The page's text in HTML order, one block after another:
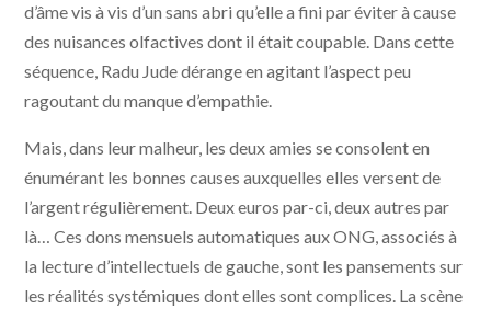
d’âme vis à vis d’un sans abri qu’elle a fini par éviter à cause
des nuisances olfactives dont il était coupable. Dans cette
séquence, Radu Jude dérange en agitant l’aspect peu
ragoutant du manque d’empathie.
Mais, dans leur malheur, les deux amies se consolent en
énumérant les bonnes causes auxquelles elles versent de
l’argent régulièrement. Deux euros par-ci, deux autres par
là… Ces dons mensuels automatiques aux ONG, associés à
la lecture d’intellectuels de gauche, sont les pansements sur
les réalités systémiques dont elles sont complices. La scène